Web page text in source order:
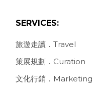
SERVICES:
旅遊走讀．Travel
策展規劃．Curation
文化行銷．Marketing